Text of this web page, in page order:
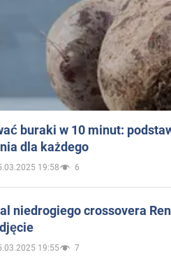
buraki w 10 minut:
dla każdego
19:58 6
niedrogiego crossovera
19:55 7